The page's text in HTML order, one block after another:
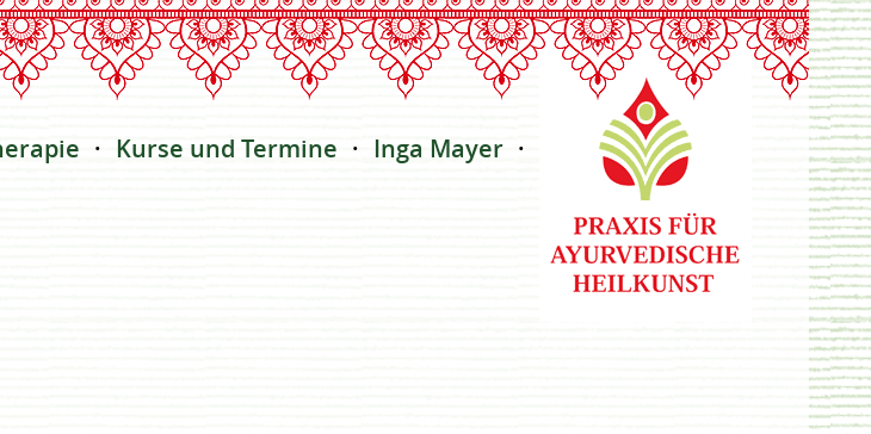
Kurse und Termine Inga Mayer Kontakt